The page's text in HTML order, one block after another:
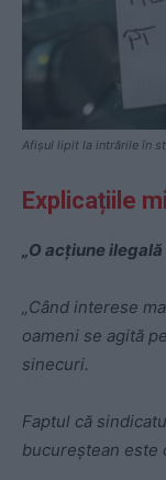
Afișul lipit la intrările în
Explicațiile
„O acțiune
„Când interese
oameni se agită
sinecuri.
Faptul că
bucureștean este